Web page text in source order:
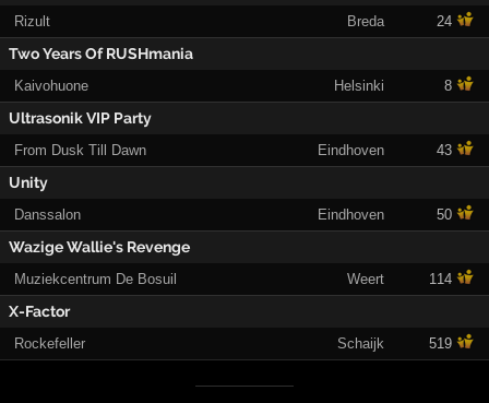
Rizult Breda 24
Two Years Of RUSHmania
Kaivohuone Helsinki 8
Ultrasonik VIP Party
From Dusk Till Dawn Eindhoven 43
Unity
Danssalon Eindhoven 50
Wazige Wallie's Revenge
Muziekcentrum De Bosuil Weert 114
X-Factor
Rockefeller Schaijk 519